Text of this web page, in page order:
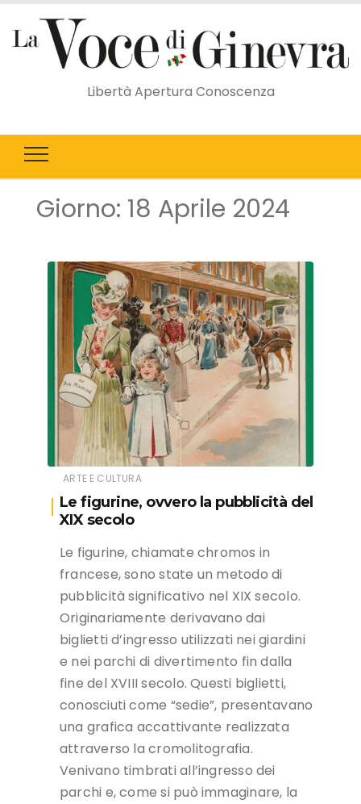
Libertà Apertura Conoscenza
Giorno: 18 Aprile 2024
ARTE E CULTURA
Le figurine, ovvero la pubblicità del
XIX secolo
Le figurine, chiamate chromos in
francese, sono state un metodo di
pubblicità significativo nel XIX secolo.
Originariamente derivavano dai
biglietti d’ingresso utilizzati nei giardini
e nei parchi di divertimento fin dalla
fine del XVIII secolo. Questi biglietti,
conosciuti come “sedie”, presentavano
una grafica accattivante realizzata
attraverso la cromolitografia.
Venivano timbrati all’ingresso dei
parchi e, come si può immaginare, la